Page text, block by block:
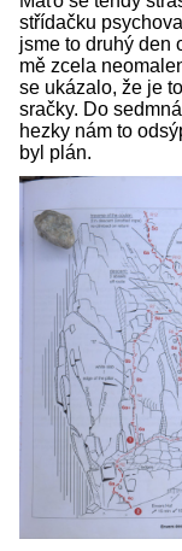
střídačku
jsme to druhý den
mě zcela
se ukázalo, že je
sračky. Do
hezky nám to
byl plán.